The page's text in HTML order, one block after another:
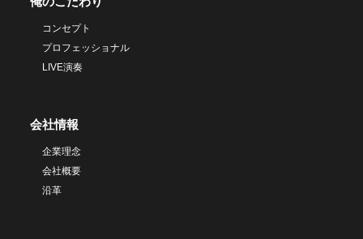
コンセプト
プロフェッショナル
LIVE演奏
会社情報
企業理念
会社概要
沿革